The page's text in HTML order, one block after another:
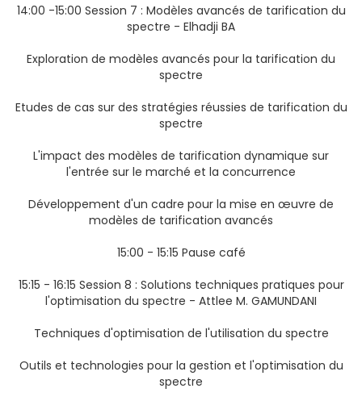
14:00 -15:00 Session 7 : Modèles avancés de tarification du
spectre - Elhadji BA
Exploration de modèles avancés pour la tarification du
spectre
Etudes de cas sur des stratégies réussies de tarification du
spectre
L'impact des modèles de tarification dynamique sur
l'entrée sur le marché et la concurrence
Développement d'un cadre pour la mise en œuvre de
modèles de tarification avancés
15:00 - 15:15 Pause café
15:15 - 16:15 Session 8 : Solutions techniques pratiques pour
l'optimisation du spectre - Attlee M. GAMUNDANI
Techniques d'optimisation de l'utilisation du spectre
Outils et technologies pour la gestion et l'optimisation du
spectre